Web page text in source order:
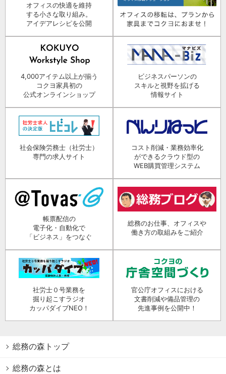
オフィスの快適を維持
する小さな取り組み。
アイデアレシピを公開
4,000アイテム以上が揃う
コクヨ家具初の
公式オンラインショップ
ビジネスパーソンの
スキルと視野を拡げる
情報サイト
社会保険労務士（社労士）
専門の求人サイト
コスト削減・業務効率化
ができるクラウド型の
WEB購買管理システム
帳票配信の
電子化・自動化で
「ビジネス」をつなぐ
総務のお仕事、オフィスや
働き方の取組みをご紹介
社労士０号業務を
掘り起こすラジオ
カッパダイブNEO！
官公庁オフィスにおける
文書削減や備品管理の
先進事例を公開中！
総務の森トップ
総務の森とは